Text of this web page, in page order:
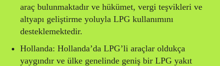
araç bulunmaktadır ve hükümet, vergi teşvikleri ve
altyapı geliştirme yoluyla LPG kullanımını
desteklemektedir.
Hollanda: Hollanda’da LPG’li araçlar oldukça
yaygındır ve ülke genelinde geniş bir LPG yakıt